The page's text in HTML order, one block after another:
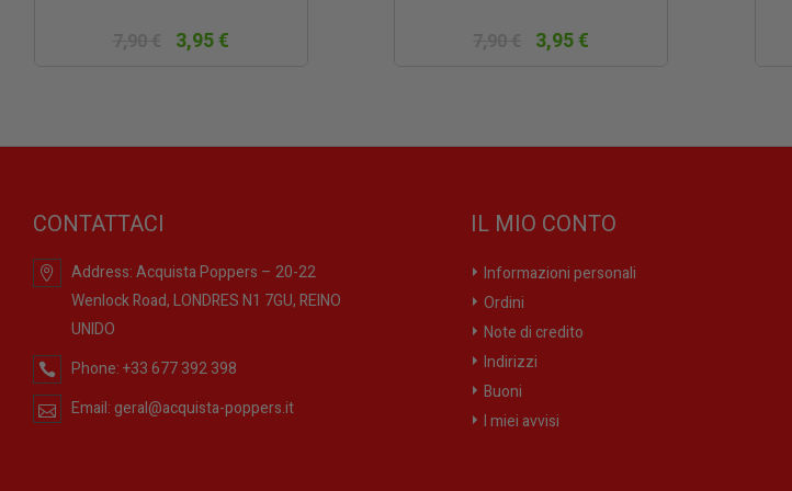
3,95 € 3,95 €
CONTATTACI
Address:Acquista Poppers – 20-22
Wenlock Road, LONDRES N1 7GU, REINO
UNIDO
Phone:+33 677 392 398
Email: geral@acquista-poppers.it
IL MIO CONTO
Informazioni personali
Ordini
Note di credito
Indirizzi
Buoni
I miei avvisi